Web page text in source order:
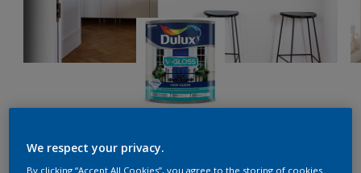
We respect your privacy.
By clicking “Accept All Cookies”, you agree to the storing of cookies